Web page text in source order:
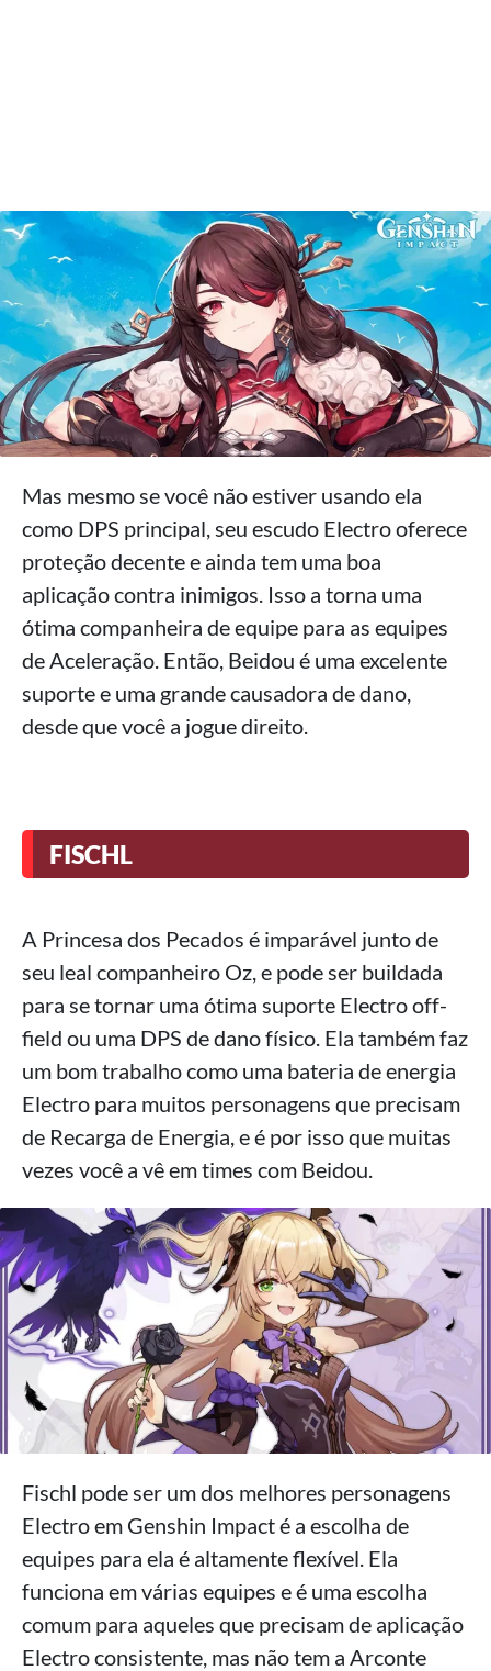
Mas mesmo se você não estiver usando ela
como DPS principal, seu escudo Electro oferece
proteção decente e ainda tem uma boa
aplicação contra inimigos. Isso a torna uma
ótima companheira de equipe para as equipes
de Aceleração. Então, Beidou é uma excelente
suporte e uma grande causadora de dano,
desde que você a jogue direito.
FISCHL
A Princesa dos Pecados é imparável junto de
seu leal companheiro Oz, e pode ser buildada
para se tornar uma ótima suporte Electro off-
field ou uma DPS de dano físico. Ela também faz
um bom trabalho como uma bateria de energia
Electro para muitos personagens que precisam
de Recarga de Energia, e é por isso que muitas
vezes você a vê em times com Beidou.
Fischl pode ser um dos melhores personagens
Electro em Genshin Impact é a escolha de
equipes para ela é altamente flexível. Ela
funciona em várias equipes e é uma escolha
comum para aqueles que precisam de aplicação
Electro consistente, mas não tem a Arconte